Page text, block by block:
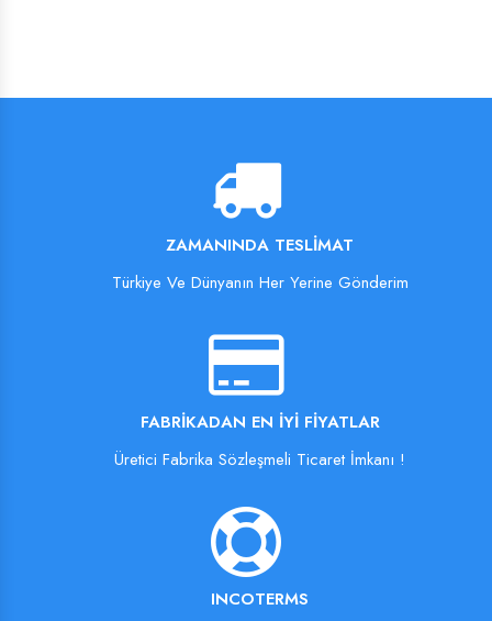
ZAMANINDA TESLIMAT
Türkiye Ve Dünyanın Her Yerine Gönderim
FABRIKADAN EN İYI FIYATLAR
Üretici Fabrika Sözleşmeli Ticaret İmkanı !
INCOTERMS